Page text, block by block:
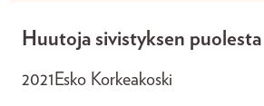
Huutoja sivistyksen puolesta
2021 Esko Korkeakoski